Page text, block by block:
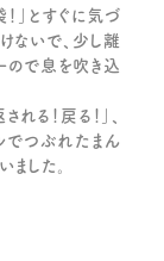
」とすぐに気づ
ないで、少し離
ので息を吹き込
る！戻る！」、
つぶれたまん
した。